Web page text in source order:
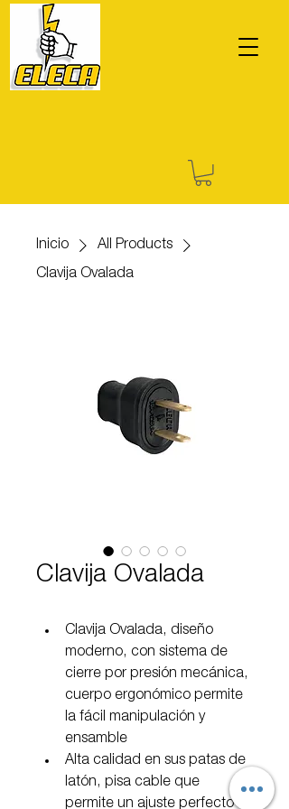
Inicio
All Products
Clavija Ovalada
Clavija Ovalada
Clavija Ovalada, diseño
moderno, con sistema de
cierre por presión mecánica,
cuerpo ergonómico permite
la fácil manipulación y
ensamble
Alta calidad en sus patas de
latón, pisa cable que
permite un ajuste perfecto